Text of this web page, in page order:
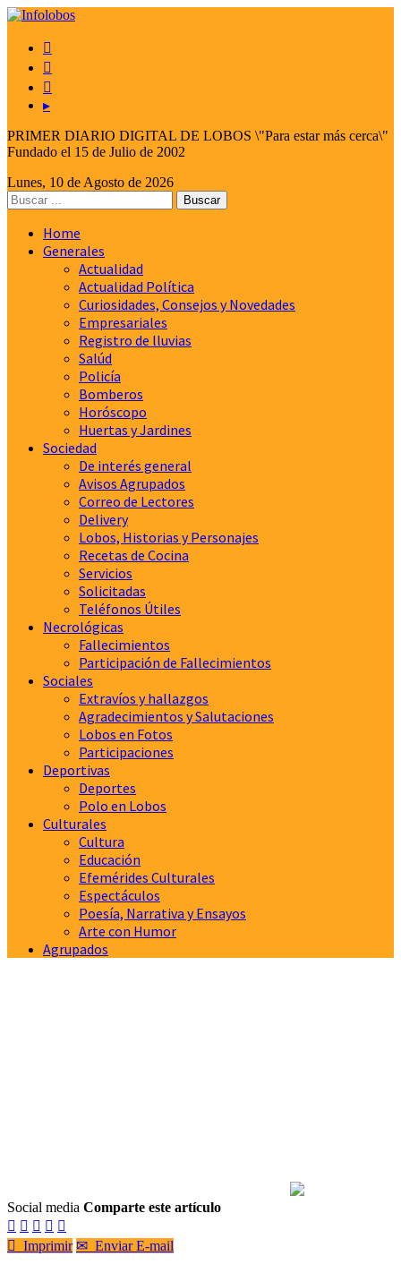



▸
PRIMER DIARIO DIGITAL DE LOBOS \"Para estar más cerca\"
Fundado el 15 de Julio de 2002
Lunes, 10 de Agosto de 2026
Home
Generales
Actualidad
Actualidad Política
Curiosidades, Consejos y Novedades
Empresariales
Registro de lluvias
Salúd
Policía
Bomberos
Horóscopo
Huertas y Jardines
Sociedad
De interés general
Avisos Agrupados
Correo de Lectores
Delivery
Lobos, Historias y Personajes
Recetas de Cocina
Servicios
Solicitadas
Teléfonos Útiles
Necrológicas
Fallecimientos
Participación de Fallecimientos
Sociales
Extravíos y hallazgos
Agradecimientos y Salutaciones
Lobos en Fotos
Participaciones
Deportivas
Deportes
Polo en Lobos
Culturales
Cultura
Educación
Efemérides Culturales
Espectáculos
Poesía, Narrativa y Ensayos
Arte con Humor
Agrupados
Social media Comparte este artículo
    
 Imprimir ✉ Enviar E-mail